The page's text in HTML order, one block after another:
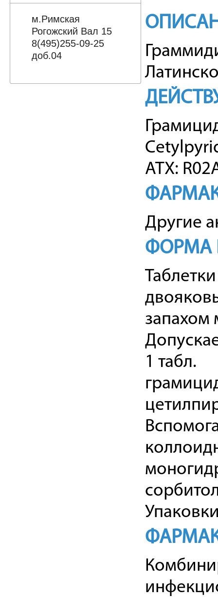
м.Римская
Рогожский Вал 15
8(495)255-09-25
доб.04
АТХ:
Другие
ФОРМА
запахом
1 табл.